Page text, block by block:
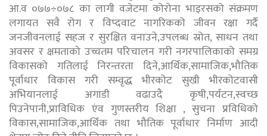
आ.व ०७७÷०७८ का लागी वजेटमा कोरोना भाइरसको संक्रमण
लगायत सवै रोग र विप्दवाट नागरिकको जीवन रक्षा गर्दै
जनजीवनलाई सहज र सुरक्षित वनाउने,उपलब्ध स्रोत, साधन तथा
अवसर र क्षमताको उच्चतम परिचालन गरी नगरपालिकाको समग्र
विकासको गतिलाई निरन्तरता दिने,आर्थिक,सामाजिक,भौतिक
पूर्वाधार विकास गरी सम्वृद्ध भीरकोट सुखी भीरकोटवासी
अभियानलाई अगाडी वढाउदै कृषी,पर्यटन,स्वच्छ
पिउनेपानी,प्राविधिक एंव गुणस्तरीय शिक्षा , सुचना प्रविधिको
विकास,सामाजिक,आर्थिक तथा भौतिक पूर्वाधार निर्माण आदी